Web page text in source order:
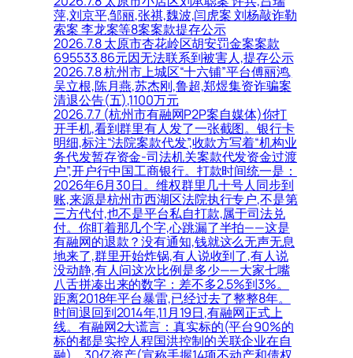
萍,刘京平,邹丽,张祺,魏波,闫虎案 刘杨敲诈勒
索案 李龙案等8案案款提存公示
2026.7.8 太原市杏花岭区胡安罚金案案款
695533.86元因无法联系到被害人,提存公示
2026.7.8 杭州市上城区“十六铺”平台傅丽鸿,
吴立根,陈月燕,苏杰刚,鲁超,郑煜集资诈骗案
清退公告(五),1100万元
2026.7.7 (杭州市有融网P2P案自媒体)你打
开手机,看到群里有人发了一张截图。银行卡
明细,标注“法院案款代发”,收款方写着“机构业
务代发暂存资金-司法机关案款代发资金过渡
户”,开户行中国工商银行。打款时间统一是：
2026年6月30日。维权群里几十号人同步到
账,来源是杭州市西湖区法院执行专户,不是第
三方代付,也不是平台私自打款,属于司法兑
付。你盯着那几个字,心跳漏了半拍——这是
有融网的退款？没有通知,钱就这么无声无息
地来了,群里开始炸锅,有人说收到了,有人说
没动静,有人问这次比例是多少——大家七嘴
八舌拼凑出来的数字：差不多2.5%到3%。
距离2018年平台暴雷,已经过去了整整8年。
时间退回到2014年,11月19日,有融网正式上
线。有融网2大谎言：真实标的(平台90%的
标的都是实控人程国洪控制的关联企业在自